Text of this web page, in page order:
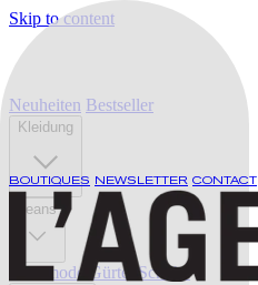
Skip to content
BOUTIQUES NEWSLETTER CONTACT
Neuheiten Bestseller
Kleidung
Jeans
Bademode Gürtel Schuhe